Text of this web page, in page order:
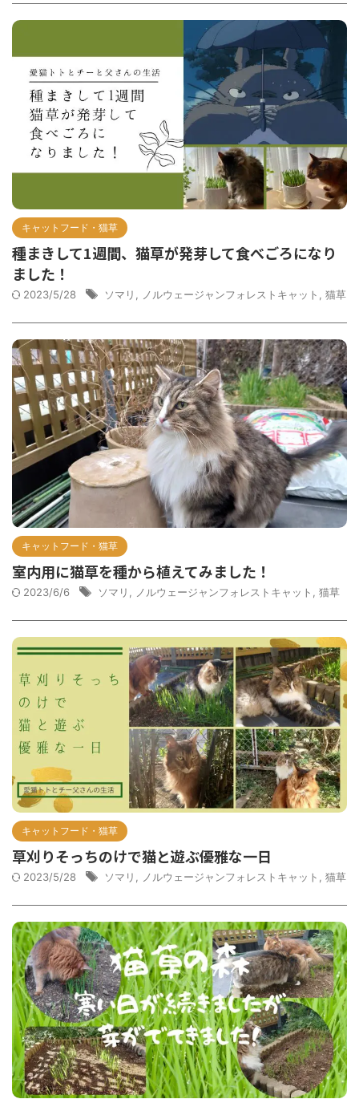
キャットフード・猫草
種まきして1週間、猫草が発芽して食べごろになり
ました！
2023/5/28 ソマリ ノルウェージャンフォレストキャット 猫草
キャットフード・猫草
室内用に猫草を種から植えてみました！
2023/6/6 ソマリ ノルウェージャンフォレストキャット 猫草
キャットフード・猫草
草刈りそっちのけで猫と遊ぶ優雅な一日
2023/5/28 ソマリ , ノルウェージャンフォレストキャット , 猫草